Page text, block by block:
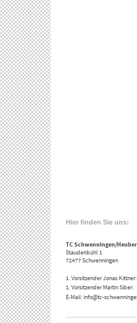
Hier finden Sie uns:
TC Schwenningen/
Staudenbühl 1
72477 Schwenningen
1. Vorsitzender Jonas
1. Vorsitzender Martin
E-Mail: info@tc-